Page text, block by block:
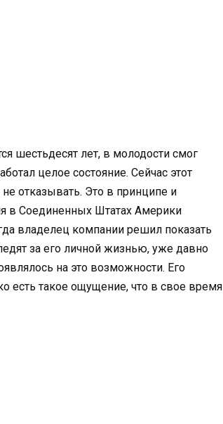
шестьдесят лет, в молодости смог
целое состояние. Сейчас этот
отказывать. Это в принципе и
в Соединенных Штатах Америки
владелец компании решил показать
за его личной жизнью, уже давно
на это возможности. Его
есть такое ощущение, что в свое время